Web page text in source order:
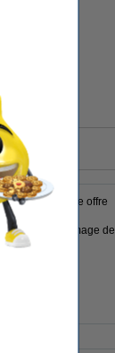
finition mate offre
D'autres
a un grammage de